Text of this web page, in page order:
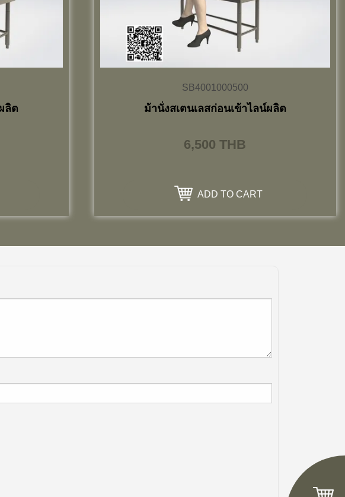
ลิต
SB4001000500
ม้านั่งสเตนเลสก่อนเข้าไลน์ผลิต
6,500 THB
ADD TO CART